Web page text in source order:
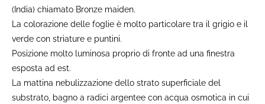
(India) chiamato Bronze maiden.
La colorazione delle foglie è molto particolare tra il grigio e il
verde con striature e puntini.
Posizione molto luminosa proprio di fronte ad una finestra
esposta ad est.
La mattina nebulizzazione dello strato superficiale del
substrato, bagno a radici argentee con acqua osmotica in cui